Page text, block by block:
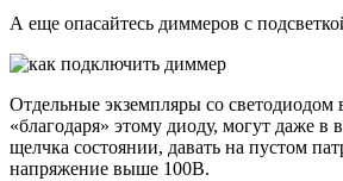
А еще опасайтесь диммеров с
Отдельные экземпляры со светодиодом
«благодаря» этому диоду, могут даже в
щелчка состоянии, давать на пустом
напряжение выше 100В.